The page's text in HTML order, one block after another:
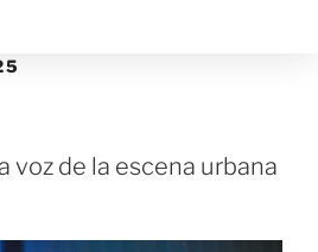
voz de la escena urbana